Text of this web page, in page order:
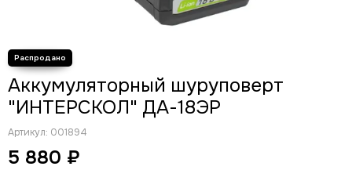
Аккумуляторный шуруповерт
"ИНТЕРСКОЛ" ДА-18ЭР
Артикул: 001894
5 880 ₽